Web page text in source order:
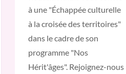
à une "Échappée culturelle
à la croisée des territoires"
dans le cadre de son
programme "Nos
Hérit'âges". Rejoignez-nous